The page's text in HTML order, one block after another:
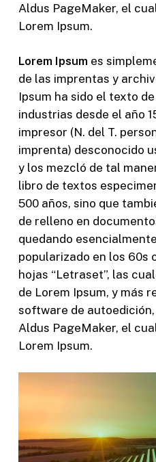
Aldus PageMaker, el
Lorem Ipsum.
Lorem Ipsum es
de las imprentas y
Ipsum ha sido el texto
industrias desde el año
impresor (N. del T.
imprenta) desconocido
y los mezcló de tal
libro de textos
500 años, sino que
de relleno en
quedando
popularizado en los 60s
hojas “Letraset”, las
de Lorem Ipsum, y más
software de
Aldus PageMaker, el
Lorem Ipsum.